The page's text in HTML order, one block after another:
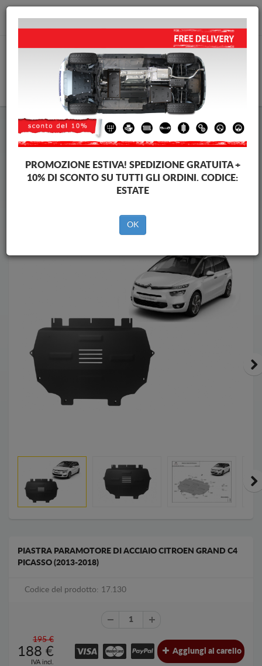
info@piastraparamotore.com
Piastra paramotore di acciaio Citroen
Piastra paramotore di acciaio Citroen Grand C4 Picasso
Brands
Brands
PIASTRA PARAMOTORE DI ACCIAIO CITROEN GRAND C4
PICASSO (2013-2018)
Codice del prodotto: 17.130
195 €
188 €
IVA incl.
Aggiungi al carello
PROMOZIONE ESTIVA! SPEDIZIONE GRATUITA +
10% DI SCONTO SU TUTTI GLI ORDINI. CODICE:
ESTATE
OK